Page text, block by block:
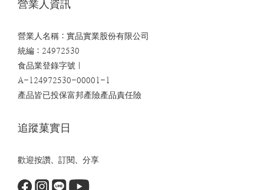
營業人資訊
營業人名稱：實品實業股份有限公司
統編：24972530
食品業登錄字號｜
A-124972530-00001-1
產品皆已投保富邦產險產品責任險
追蹤菓實日
歡迎按讚、訂閱、分享